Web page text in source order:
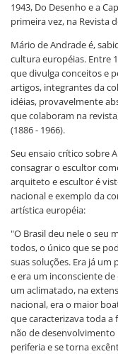
1943, Do Desenho e a
primeira vez, na Revista
Mário de Andrade é,
cultura européias. Entre
que divulga conceitos e
artigos, integrantes da
idéias, provavelmente
que colaboram na
(1886 - 1966).
Seu ensaio crítico sobre
consagrar o escultor
arquiteto e escultor é
nacional e exemplo da
artística européia:
"O Brasil deu nele o seu
todos, o único que se
suas soluções. Era já
e era um inconsciente
um aclimatado, na
nacional, era o maior
que caracterizava toda a
não de
periferia e se torna